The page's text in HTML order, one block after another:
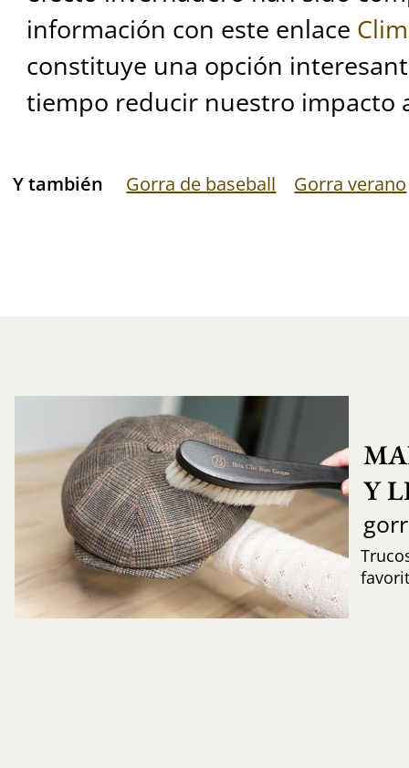
información con este enlace
constituye una opción
tiempo reducir nuestro impacto
Y también Gorra de baseball Gorra verano
Y